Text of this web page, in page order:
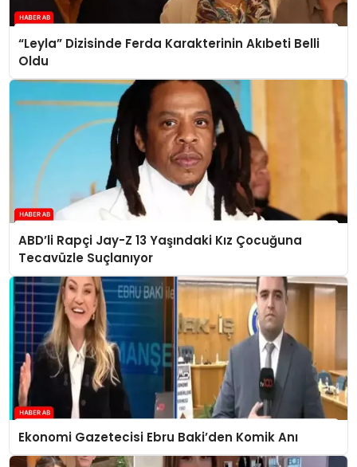
“Leyla” Dizisinde Ferda Karakterinin Akıbeti Belli
Oldu
ABD’li Rapçi Jay-Z 13 Yaşındaki Kız Çocuğuna
Tecavüzle Suçlanıyor
Ekonomi Gazetecisi Ebru Baki’den Komik Anı